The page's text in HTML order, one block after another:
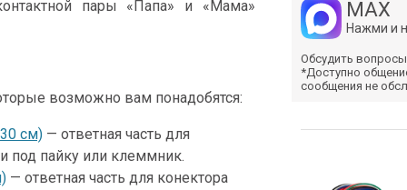
MAX
Нажми и
Обсудить
*Доступно
сообщения не
пары «Папа» и «Мама»
возможно вам понадобятся:
см) — ответная часть для
под пайку или клеммник.
— ответная часть для конектора